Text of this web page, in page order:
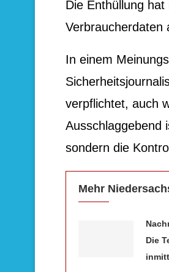
Die Enthüllung
Verbraucherdaten
In einem
verpflichtet, auch
Ausschlaggebend
sondern die
Mehr
Die